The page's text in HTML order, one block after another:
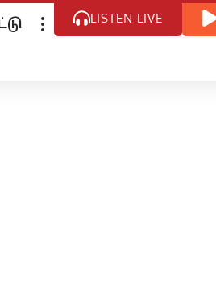
LISTEN LIVE